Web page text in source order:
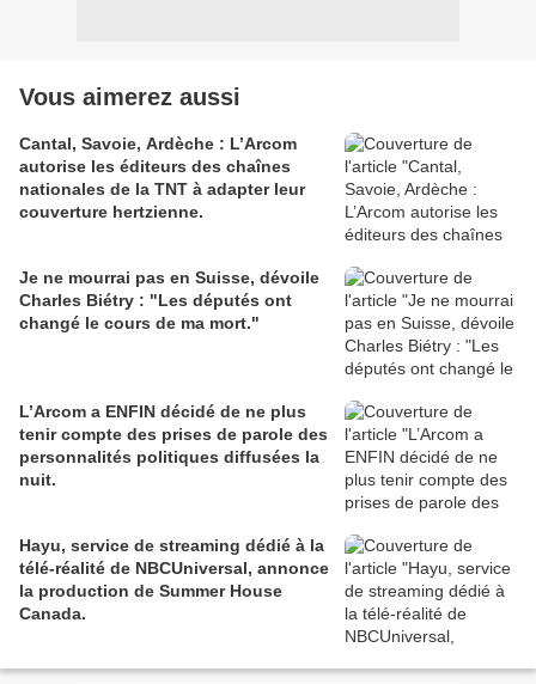
Vous aimerez aussi
Cantal, Savoie, Ardèche : L’Arcom
autorise les éditeurs des chaînes
nationales de la TNT à adapter leur
couverture hertzienne.
Je ne mourrai pas en Suisse, dévoile
Charles Biétry : "Les députés ont
changé le cours de ma mort."
L’Arcom a ENFIN décidé de ne plus
tenir compte des prises de parole des
personnalités politiques diffusées la
nuit.
Hayu, service de streaming dédié à la
télé-réalité de NBCUniversal, annonce
la production de Summer House
Canada.